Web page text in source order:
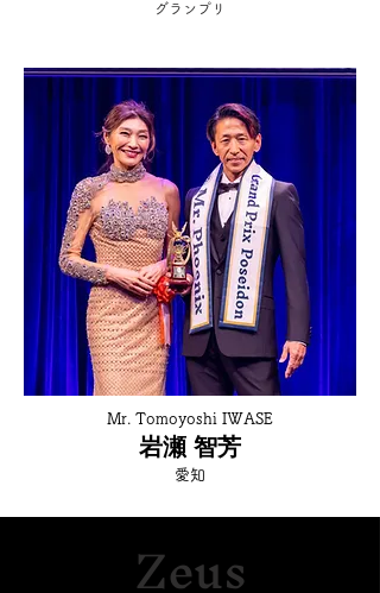
グランプリ
Mr. Tomoyoshi IWASE
岩瀬 智芳
愛知